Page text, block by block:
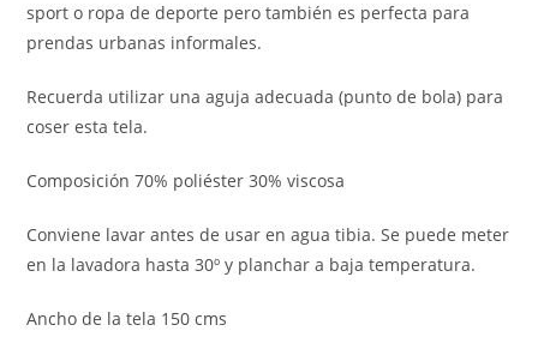
sport o ropa de deporte pero también es perfecta para
prendas urbanas informales.
Recuerda utilizar una aguja adecuada (punto de bola) para
coser esta tela.
Composición 70% poliéster 30% viscosa
Conviene lavar antes de usar en agua tibia. Se puede meter
en la lavadora hasta 30º y planchar a baja temperatura.
Ancho de la tela 150 cms